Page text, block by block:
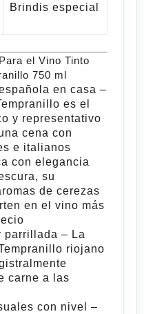
Brindis especial
el Vino Tinto
750 ml
en casa –
es el
y representativo
cena con
e italianos
con elegancia
su
de cerezas
en el vino más
parrillada – La
riojano
carne a las
con nivel
–